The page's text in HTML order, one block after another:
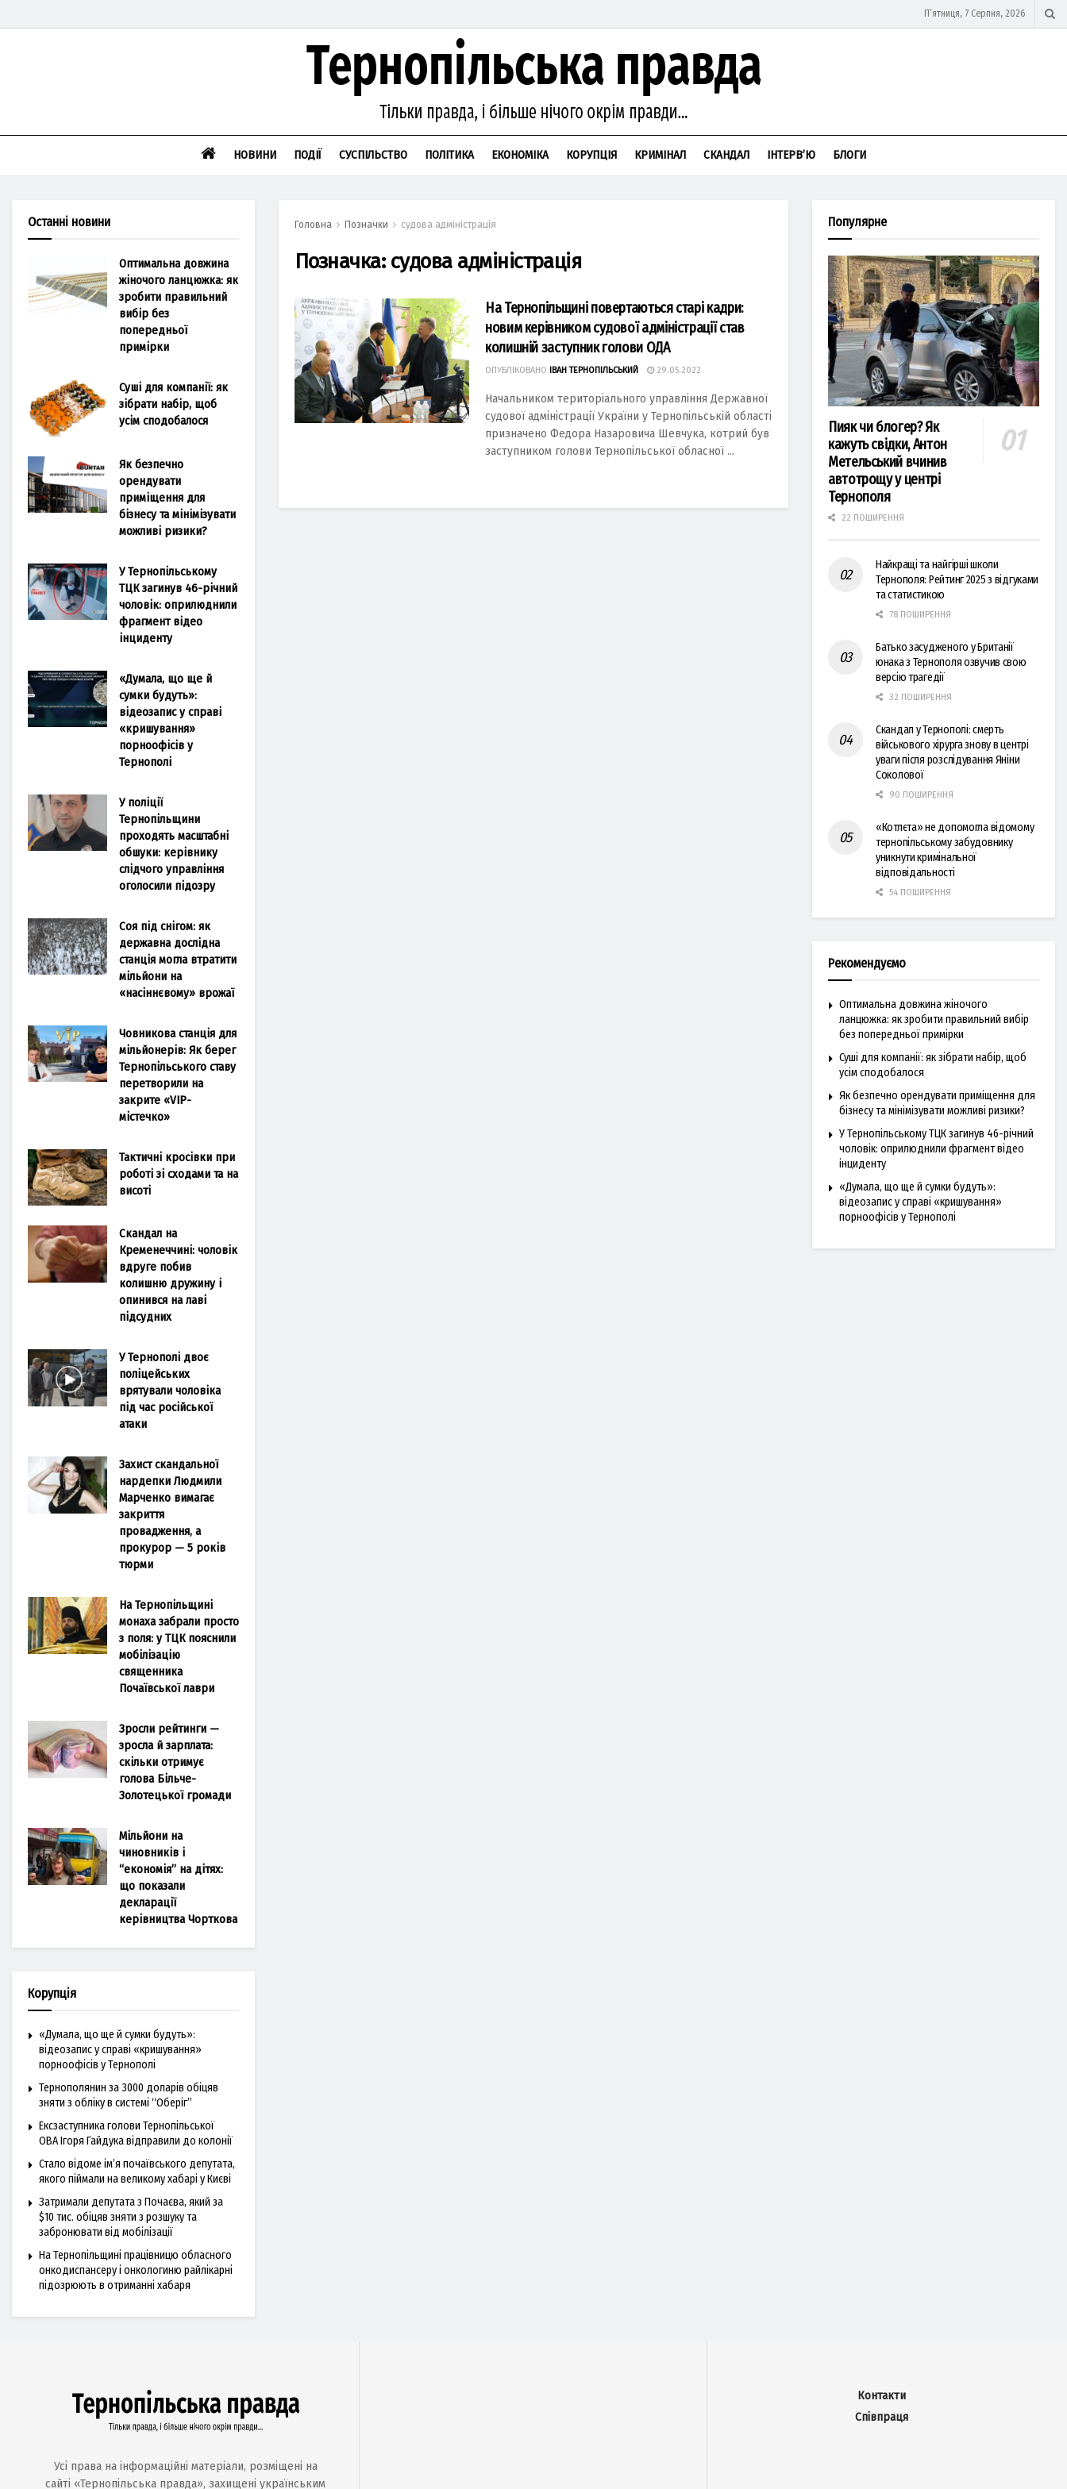
П’ятниця, 7 Серпня, 2026
НОВИНИ ПОДІЇ СУСПІЛЬСТВО ПОЛІТИКА ЕКОНОМІКА КОРУПЦІЯ КРИМІНАЛ СКАНДАЛ ІНТЕРВ’Ю БЛОГИ
Головна Позначки судова адміністрація
Позначка: судова адміністрація
На Тернопільщині повертаються старі кадри:
новим керівником судової адміністрації став
колишній заступник голови ОДА
ОПУБЛІКОВАНО ІВАН ТЕРНОПІЛЬСЬКИЙ 29.05.2022
Начальником територіального управління Державної
судової адміністрації України у Тернопільській області
призначено Федора Назаровича Шевчука, котрий був
заступником голови Тернопільської обласної ...
Останні новини
Оптимальна довжина
жіночого ланцюжка: як
зробити правильний
вибір без
попередньої
примірки
Суші для компанії: як
зібрати набір, щоб
усім сподобалося
Як безпечно
орендувати
приміщення для
бізнесу та мінімізувати
можливі ризики?
У Тернопільському
ТЦК загинув 46-річний
чоловік: оприлюднили
фрагмент відео
інциденту
«Думала, що ще й
сумки будуть»:
відеозапис у справі
«кришування»
порноофісів у
Тернополі
У поліції
Тернопільщини
проходять масштабні
обшуки: керівнику
слідчого управління
оголосили підозру
Соя під снігом: як
державна дослідна
станція могла втратити
мільйони на
«насіннєвому» врожаї
Човникова станція для
мільйонерів: Як берег
Тернопільського ставу
перетворили на
закрите «VIP-
містечко»
Тактичні кросівки при
роботі зі сходами та на
висоті
Скандал на
Кременеччині: чоловік
вдруге побив
колишню дружину і
опинився на лаві
підсудних
У Тернополі двоє
поліцейських
врятували чоловіка
під час російської
атаки
Захист скандальної
нардепки Людмили
Марченко вимагає
закриття
провадження, а
прокурор — 5 років
тюрми
На Тернопільщині
монаха забрали просто
з поля: у ТЦК пояснили
мобілізацію
священника
Почаївської лаври
Зросли рейтинги —
зросла й зарплата:
скільки отримує
голова Більче-
Золотецької громади
Мільйони на
чиновників і
“економія” на дітях:
що показали
декларації
керівництва Чорткова
Корупція
«Думала, що ще й сумки будуть»:
відеозапис у справі «кришування»
порноофісів у Тернополі
Тернополянин за 3000 доларів обіцяв
зняти з обліку в системі “Оберіг”
Ексзаступника голови Тернопільської
ОВА Ігоря Гайдука відправили до колонії
Стало відоме ім’я почаївського депутата,
якого піймали на великому хабарі у Києві
Затримали депутата з Почаєва, який за
$10 тис. обіцяв зняти з розшуку та
забронювати від мобілізації
На Тернопільщині працівницю обласного
онкодиспансеру і онкологиню райлікарні
підозрюють в отриманні хабаря
Популярне
Пияк чи блогер? Як
кажуть свідки, Антон
Метельський вчинив
автотрощу у центрі
Тернополя
22 ПОШИРЕННЯ
Найкращі та найгірші школи
Тернополя: Рейтинг 2025 з відгуками
та статистикою
78 ПОШИРЕННЯ
Батько засудженого у Британії
юнака з Тернополя озвучив свою
версію трагедії
32 ПОШИРЕННЯ
Скандал у Тернополі: смерть
військового хірурга знову в центрі
уваги після розслідування Яніни
Соколової
90 ПОШИРЕННЯ
«Котлєта» не допомогла відомому
тернопільському забудовнику
уникнути кримінальної
відповідальності
54 ПОШИРЕННЯ
Рекомендуємо
Оптимальна довжина жіночого
ланцюжка: як зробити правильний вибір
без попередньої примірки
Суші для компанії: як зібрати набір, щоб
усім сподобалося
Як безпечно орендувати приміщення для
бізнесу та мінімізувати можливі ризики?
У Тернопільському ТЦК загинув 46-річний
чоловік: оприлюднили фрагмент відео
інциденту
«Думала, що ще й сумки будуть»:
відеозапис у справі «кришування»
порноофісів у Тернополі
Усі права на інформаційні матеріали, розміщені на
сайті «Тернопільська правда», захищені українським
Контакти
Співпраця